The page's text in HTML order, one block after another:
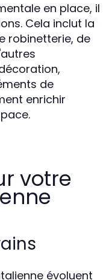
en place, il
Cela inclut la
robinetterie, de
de
enrichir
votre
évoluent